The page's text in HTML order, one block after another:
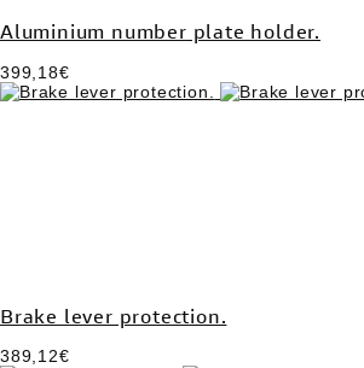
Aluminium number plate holder.
399,18€
Brake lever protection.
389,12€